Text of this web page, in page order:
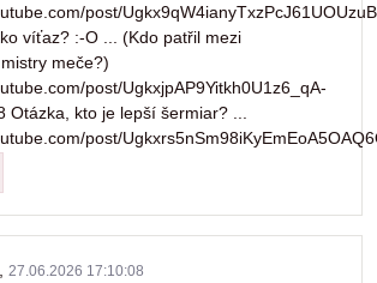
post/
víťaz? :-O ... (Kdo patřil mezi
meče?)
post/UgkxjpAP9Yitkh0U1z6_qA-
Otázka, kto je lepší šermiar? ...
post/
27.06.2026 17:10:08